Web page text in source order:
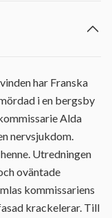
har Franska
i en bergsby
Alda
nervsjukdom.
Utredningen
oväntade
kommissariens
krackelerar. Till